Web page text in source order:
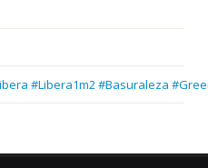
#Libera1m2 #Basuraleza